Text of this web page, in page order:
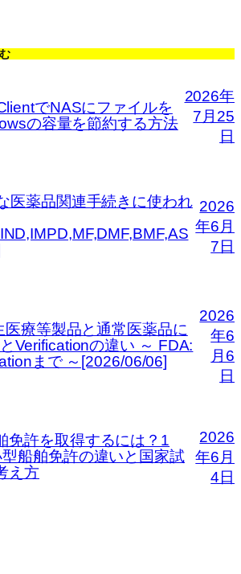
でNASにファイルを
の容量を節約する方法
2026年
7月25
日
医薬品関連手続きに使われ 2026
年6月
7日
医療等製品と通常医薬品に
Verificationの違い ～ FDA:
まで ～[2026/06/06]
2026
年6
月6
日
免許を取得するには？1
船舶免許の違いと国家試
え方
2026
年6月
4日